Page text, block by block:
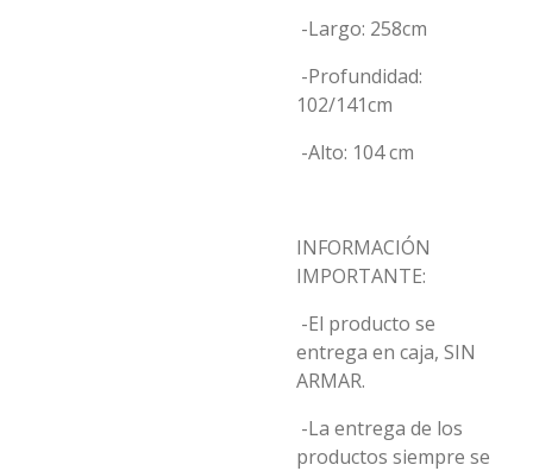
-Largo: 258cm
-Profundidad:
102/141cm
-Alto: 104 cm
INFORMACIÓN
IMPORTANTE:
-El producto se
entrega en caja, SIN
ARMAR.
-La entrega de los
productos siempre se